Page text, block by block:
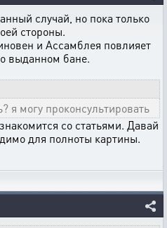
случай, но пока только
стороны.
и Ассамблея повлияет
выданном бане.
я могу проконсультировать
со статьями. Давай
для полноты картины.